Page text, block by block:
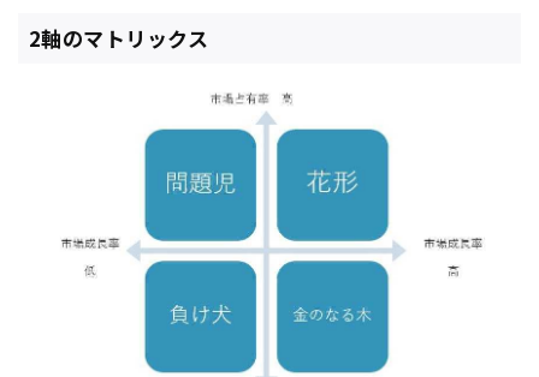
2軸のマトリックス